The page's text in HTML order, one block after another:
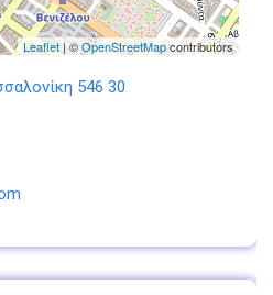
Leaflet | ©OpenStreetMapcontributors
546 30